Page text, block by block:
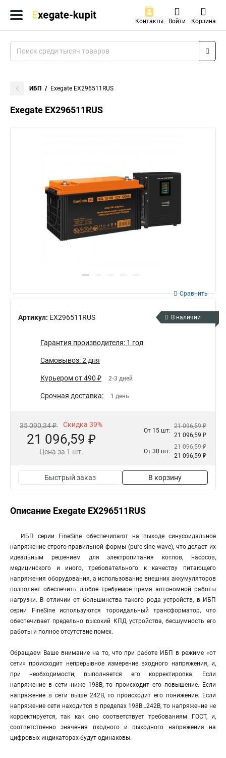
Контакты Войти Корзина
ИБП Exegate EX296511RUS
Exegate EX296511RUS
Артикул: EX296511RUS
Сравнить
В наличии
Гарантия производителя: 1 год
Самовывоз: 2 дня
Курьером от 490 ₽ 2-3 дней
Срочная доставка: 1 день
35 090,34 ₽ Скидка 39%
21 096,59 ₽
Цена за 1 шт.
От 15 шт:
21 096,59 ₽
21 096,59 ₽
От 30 шт:
21 096,59 ₽
21 096,59 ₽
Быстрый заказ В корзину
Описание Exegate EX296511RUS
ИБП серии FineSine обеспечивают на выходе синусоидальное
напряжение строго правильной формы (pure sine wave), что делает их
идеальным решением для электропитания котлов, насосов,
медицинского и иного, требовательного к качеству питающего
напряжения оборудования, а использование внешних аккумуляторов
позволяет обеспечить любое требуемое время автономной работы
нагрузки. В отличии от большинства такого рода устройств, в ИБП
серии FineSine используются тороидальный трансформатор, что
обеспечивает предельно высокий КПД устройства, бесшумность его
работы и полное отсутствие помех.
Обращаем Ваше внимание на то, что при работе ИБП в режиме «от
сети» происходит непрерывное измерение входного напряжения, и,
при необходимости, выполняется его корректировка. Если
напряжение в сети ниже 198В, то происходит его повышение. Если
напряжение в сети выше 242В, то происходит его понижение. Если
напряжение сети находится в пределах 198В…242В, то напряжение не
корректируется, так как оно соответствует требованиям ГОСТ, и,
соответственно значения входного и выходного напряжения на
цифровых индикаторах будут одинаковы.